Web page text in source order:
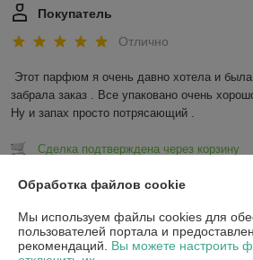
Покупатель
Отлично
Этот парфюм я очень давно хотела и была
забрала заказ . Все упаковано очень
Ну и запах просто потрясающий .
Сделка подтверждена через корзину
Показать все отзывы
О нас
Обработка файлов cookie
Мы используем файлы cookies для
пользователей портала и
рекомендаций. Вы можете настроить